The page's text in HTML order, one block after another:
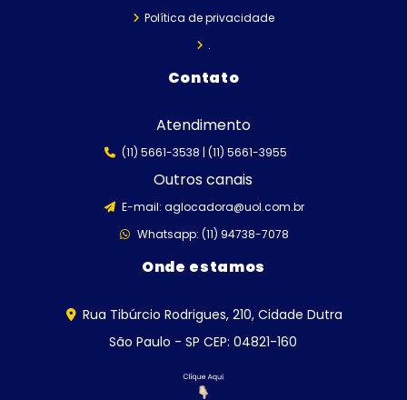
Política de privacidade
.
Contato
Atendimento
(11) 5661-3538 | (11) 5661-3955
Outros canais
E-mail: aglocadora@uol.com.br
Whatsapp: (11) 94738-7078
Onde estamos
Rua Tibúrcio Rodrigues, 210, Cidade Dutra
São Paulo - SP CEP: 04821-160